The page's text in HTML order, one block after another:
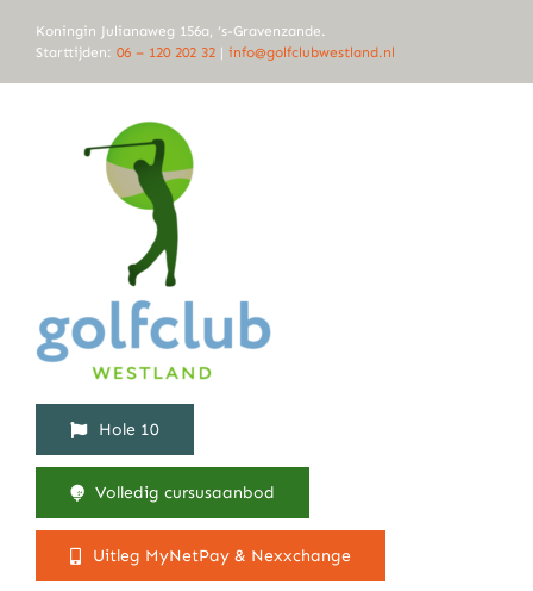
naar
Koningin Julianaweg 156a, ‘s-Gravenzande.
Starttijden: 06 – 120 202 32 | info@golfclubwestland.nl
Hole 10
Volledig cursusaanbod
Uitleg MyNetPay & Nexxchange